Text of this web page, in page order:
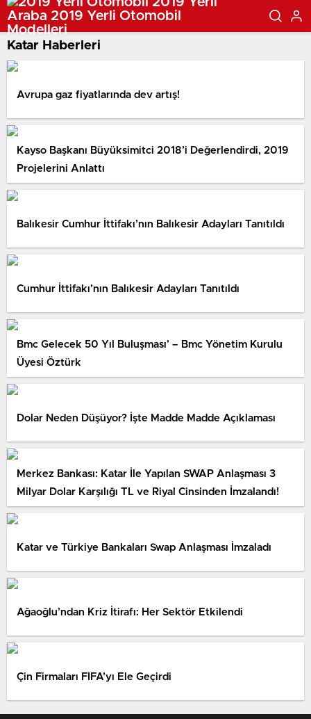
Katar Haberleri
Avrupa gaz fiyatlarında dev artış!
Kayso Başkanı Büyüksimitci 2018’i Değerlendirdi, 2019
Projelerini Anlattı
Balıkesir Cumhur İttifakı’nın Balıkesir Adayları Tanıtıldı
Cumhur İttifakı’nın Balıkesir Adayları Tanıtıldı
Bmc Gelecek 50 Yıl Buluşması’ – Bmc Yönetim Kurulu
Üyesi Öztürk
Dolar Neden Düşüyor? İşte Madde Madde Açıklaması
Merkez Bankası: Katar İle Yapılan SWAP Anlaşması 3
Milyar Dolar Karşılığı TL ve Riyal Cinsinden İmzalandı!
Katar ve Türkiye Bankaları Swap Anlaşması İmzaladı
Ağaoğlu’ndan Kriz İtirafı: Her Sektör Etkilendi
Çin Firmaları FIFA’yı Ele Geçirdi